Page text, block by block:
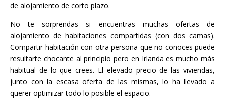
de alojamiento de corto plazo.
No te sorprendas si encuentras muchas ofertas de
alojamiento de habitaciones compartidas (con dos camas).
Compartir habitación con otra persona que no conoces puede
resultarte chocante al principio pero en Irlanda es mucho más
habitual de lo que crees. El elevado precio de las viviendas,
junto con la escasa oferta de las mismas, lo ha llevado a
querer optimizar todo lo posible el espacio.